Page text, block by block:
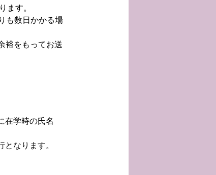
ます。
も数日かかる場
裕をもってお送
在学時の氏名
なります。